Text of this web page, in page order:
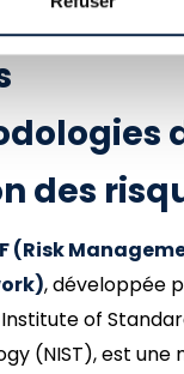
des
(Risk
, développée
of
(NIST), est une